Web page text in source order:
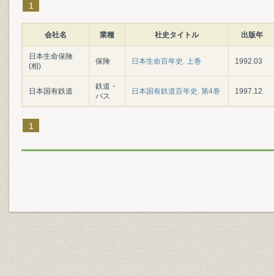
1
会社名 業種 社史タイトル 出版年
日本生命保険
(相)
保険 日本生命百年史. 上巻 1992.03
日本国有鉄道
鉄道・
バス
日本国有鉄道百年史. 第4巻 1997.12
1